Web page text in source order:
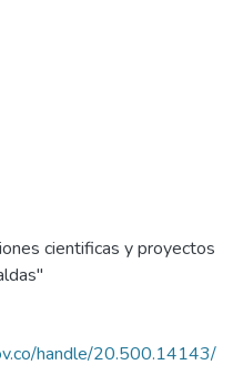
cientificas y proyectos
handle/20.500.14143/